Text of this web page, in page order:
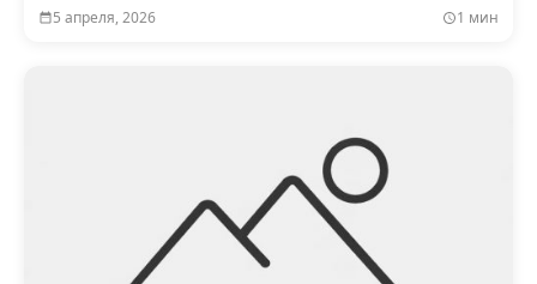
5 апреля, 2026 1 мин